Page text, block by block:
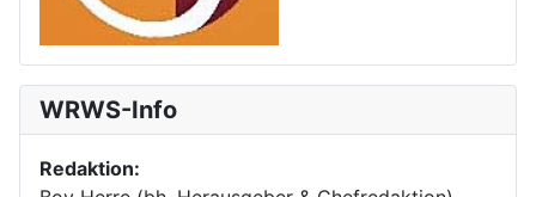
WRWS-Info
Redaktion: